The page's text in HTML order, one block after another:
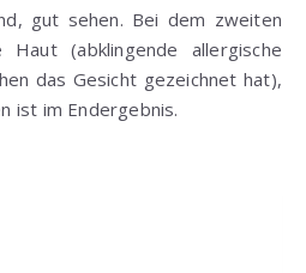
gut sehen. Bei dem zweiten
(abklingende allergische
das Gesicht gezeichnet hat),
ist im Endergebnis.